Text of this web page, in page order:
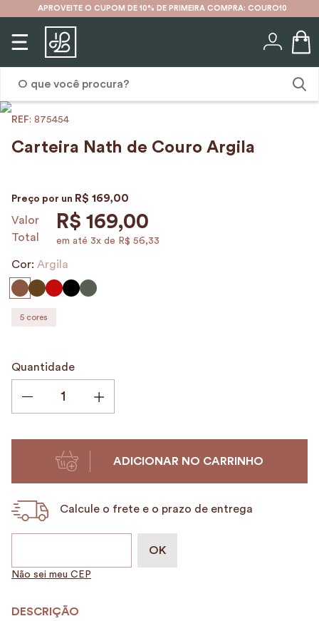
APROVEITE O CUPOM DE 10% DE PRIMEIRA COMPRA: COURO10
: 875454
Carteira Nath de Couro Argila
Preço por un R$ 169,00
Valor
Total
R$ 169,00
em até 3x de R$ 56,33
Cor: Argila
5 cores
Quantidade
ADICIONAR NO CARRINHO
Calcule o frete e o prazo de entrega
Não sei meu CEP
mochila
cinto
5º
bolsa
6 º
avental
nécessaire
8º
10º mala